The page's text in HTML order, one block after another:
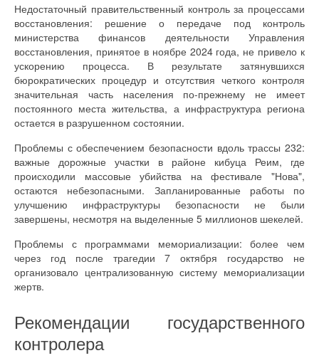
Недостаточный правительственный контроль за процессами
восстановления: решение о передаче под контроль
министерства финансов деятельности Управления
восстановления, принятое в ноябре 2024 года, не привело к
ускорению процесса. В результате затянувшихся
бюрократических процедур и отсутствия четкого контроля
значительная часть населения по-прежнему не имеет
постоянного места жительства, а инфраструктура региона
остается в разрушенном состоянии.
Проблемы с обеспечением безопасности вдоль трассы 232:
важные дорожные участки в районе кибуца Реим, где
происходили массовые убийства на фестивале "Нова",
остаются небезопасными. Запланированные работы по
улучшению инфраструктуры безопасности не были
завершены, несмотря на выделенные 5 миллионов шекелей.
Проблемы с программами мемориализации: более чем
через год после трагедии 7 октября государство не
организовало централизованную систему мемориализации
жертв.
Рекомендации государственного
контролера